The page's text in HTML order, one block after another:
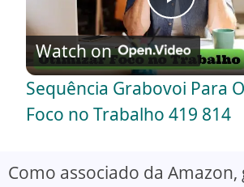
P
l
a
y
Watch on
Sequência Grabovoi Para
Foco no Trabalho 419 814
Como associado da